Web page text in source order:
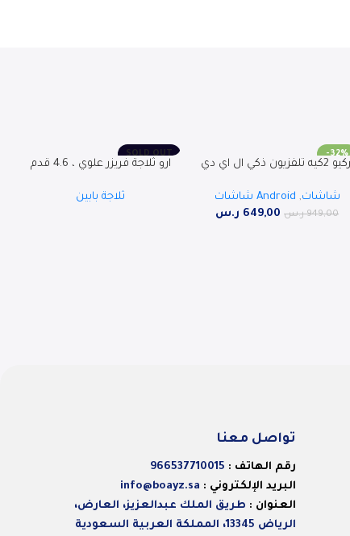
-32%
اركيو 2كيه تلفزيون ذكي ال اي دي
شاشات, Android شاشات
949,00 ر.س 649,00 ر.س
SOLD OUT
ارو ثلاجة فريزر علوي ، 4.6 قدم
ثلاجة بابين
تواصل معنا
رقم الهاتف : 966537710015
البريد الإلكتروني : info@boayz.sa
العنوان : طريق الملك عبدالعزيز، العارض،
الرياض 13345، المملكة العربية السعودية